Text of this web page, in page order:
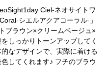
Ciel-ネオサイトワ
シエルアクアコーラル-」
ブラウン×クリームベージュ×
しっかりトーンアップしてく
なデザインで、実際に着ける
してくれます♪ フチのブラウ